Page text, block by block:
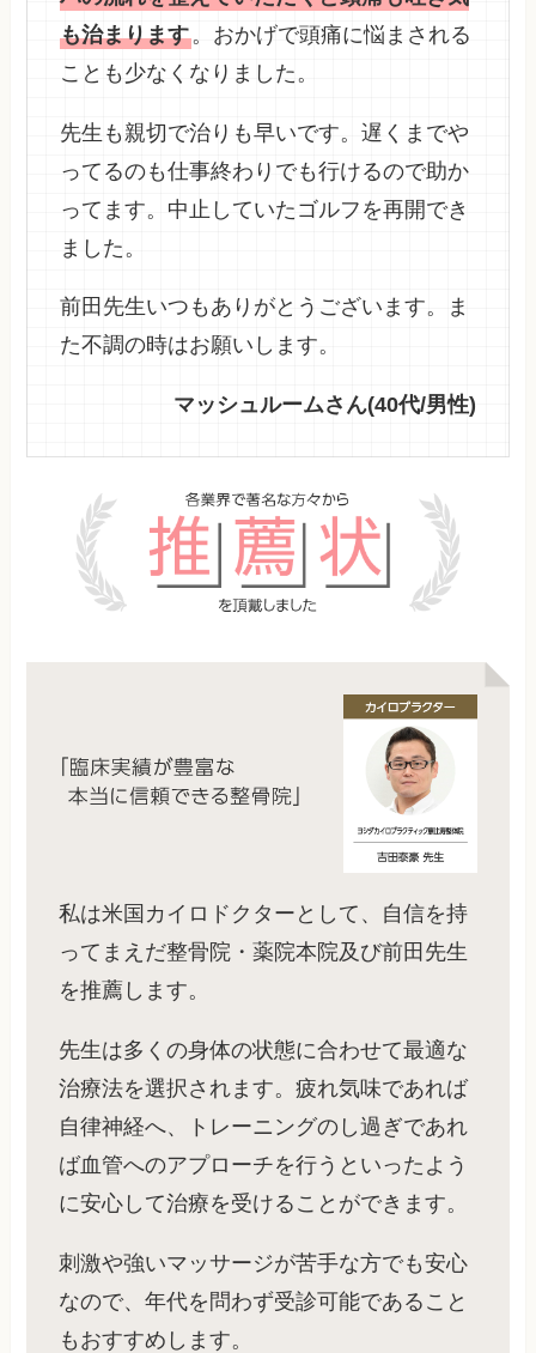
も治まります。おかげで頭痛に悩まされる
ことも少なくなりました。
先生も親切で治りも早いです。遅くまでや
ってるのも仕事終わりでも行けるので助か
ってます。中止していたゴルフを再開でき
ました。
前田先生いつもありがとうございます。ま
た不調の時はお願いします。
マッシュルームさん(40代/男性)
私は米国カイロドクターとして、自信を持
ってまえだ整骨院・薬院本院及び前田先生
を推薦します。
先生は多くの身体の状態に合わせて最適な
治療法を選択されます。疲れ気味であれば
自律神経へ、トレーニングのし過ぎであれ
ば血管へのアプローチを行うといったよう
に安心して治療を受けることができます。
刺激や強いマッサージが苦手な方でも安心
なので、年代を問わず受診可能であること
もおすすめします。